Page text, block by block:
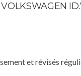
et révisés